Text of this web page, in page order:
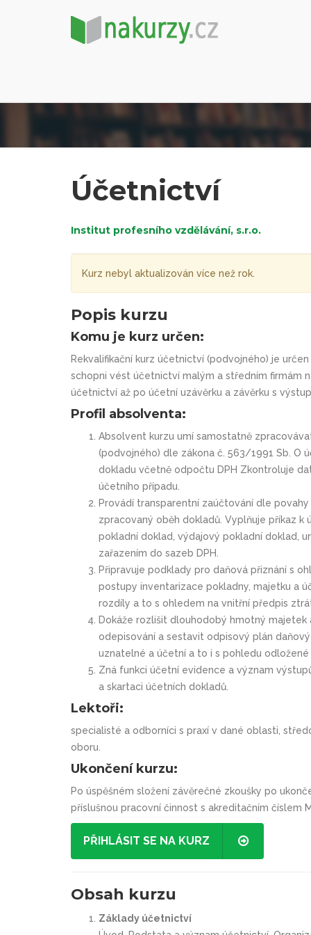
Účetnictví
Institut profesního vzdělávání, s.r.o.
Kurz nebyl aktualizován více než rok.
Popis kurzu
Komu je kurz určen:
Rekvalifikační kurz účetnictví (podvojného) je
schopni vést účetnictví malým a středním firmám
účetnictví až po účetní uzávěrku a závěrku s
Profil absolventa:
Absolvent kurzu umí samostatně
(podvojného) dle zákona č. 563/1991 Sb. O
dokladu včetně odpočtu DPH Zkontroluje
účetního případu.
Provádí transparentní zaúčtování dle
zpracovaný oběh dokladů. Vyplňuje příkaz k
pokladní doklad, výdajový pokladní doklad,
zařazením do sazeb DPH.
Připravuje podklady pro daňová přiznání s
postupy inventarizace pokladny, majetku a
rozdíly a to s ohledem na vnitřní předpis
Dokáže rozlišit dlouhodobý hmotný
odepisování a sestavit odpisový plán
uznatelné a účetní a to i s pohledu odložené
Zná funkci účetní evidence a význam
a skartaci účetních dokladů.
Lektoři:
specialisté a odborníci s praxí v dané oblasti,
oboru.
Ukončení kurzu:
Po úspěšném složení závěrečné zkoušky po
příslušnou pracovní činnost s akreditačním číslem
PŘIHLÁSIT SE NA KURZ
Obsah kurzu
Základy účetnictví